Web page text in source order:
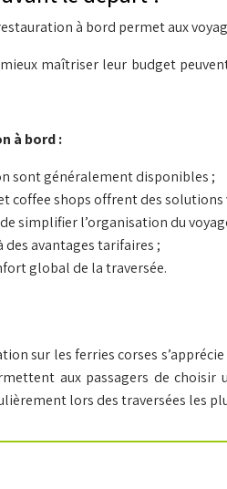
à bord permet aux
maîtriser leur budget
à bord :
sont généralement disponibles ;
coffee shops offrent des solutions
simplifier l’organisation du
avantages tarifaires ;
global de la traversée.
sur les ferries corses
aux passagers de
lors des traversées les